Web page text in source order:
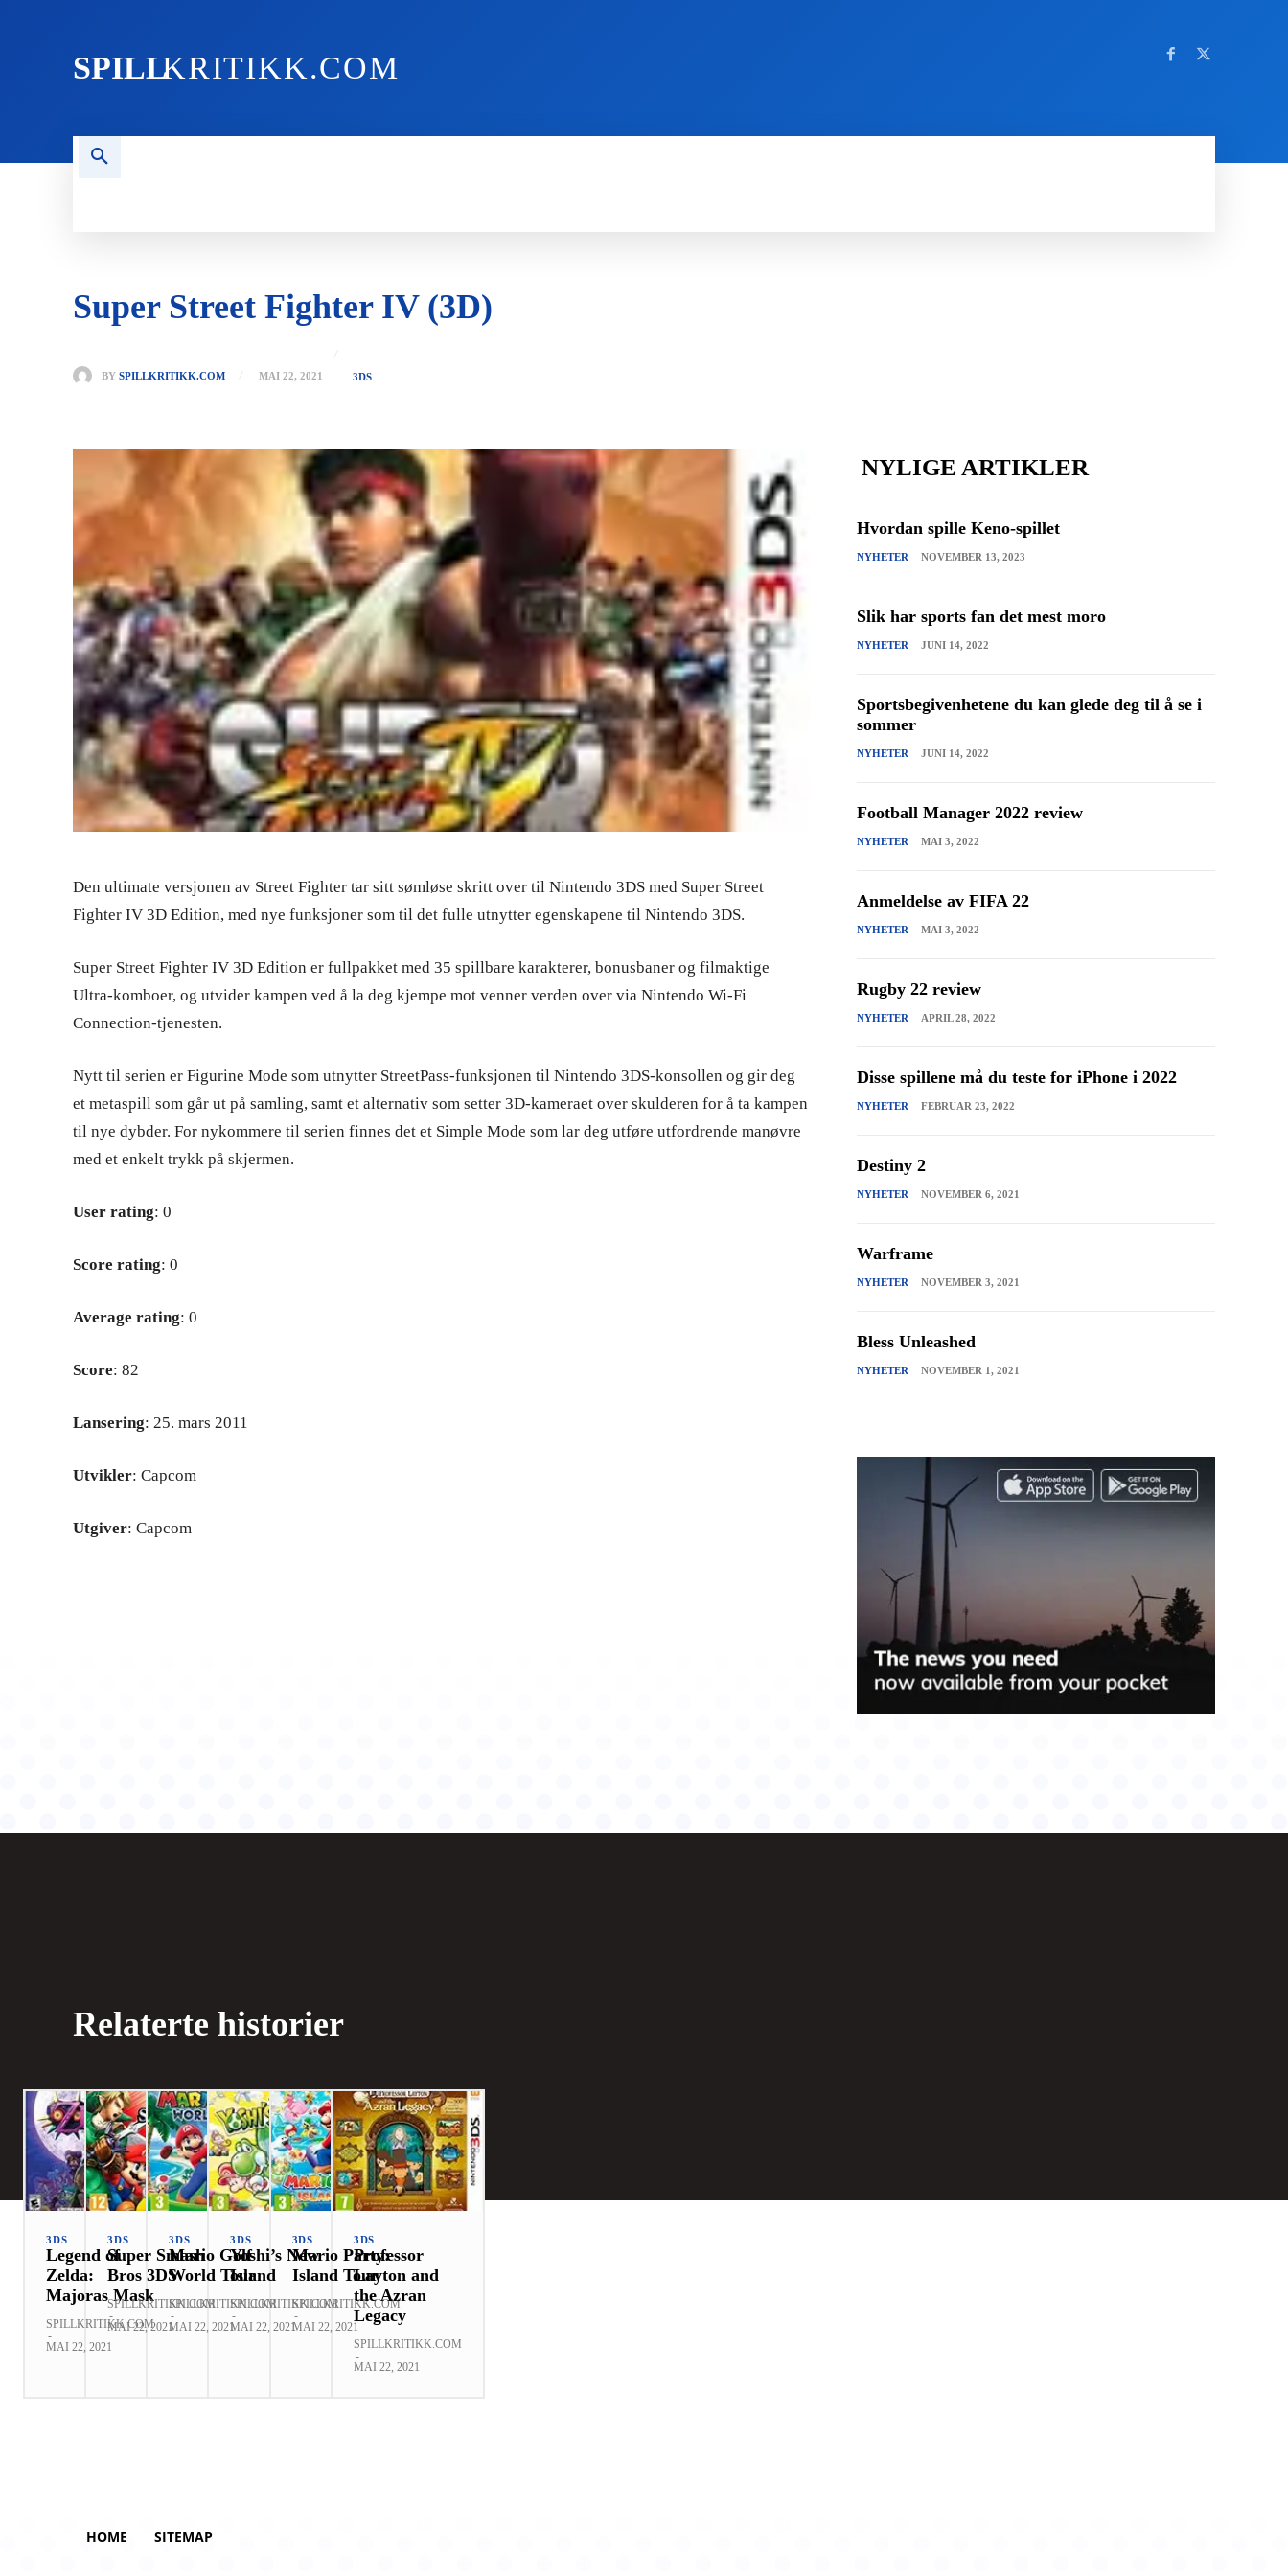
SPILLKRITIKK.COM
Super Street Fighter IV (3D)
BY SPILLKRITIKK.COM MAI 22, 2021 3DS
Den ultimate versjonen av Street Fighter tar sitt sømløse skritt over til Nintendo 3DS med Super Street
Fighter IV 3D Edition, med nye funksjoner som til det fulle utnytter egenskapene til Nintendo 3DS.
Super Street Fighter IV 3D Edition er fullpakket med 35 spillbare karakterer, bonusbaner og filmaktige
Ultra-komboer, og utvider kampen ved å la deg kjempe mot venner verden over via Nintendo Wi-Fi
Connection-tjenesten.
Nytt til serien er Figurine Mode som utnytter StreetPass-funksjonen til Nintendo 3DS-konsollen og gir deg
et metaspill som går ut på samling, samt et alternativ som setter 3D-kameraet over skulderen for å ta kampen
til nye dybder. For nykommere til serien finnes det et Simple Mode som lar deg utføre utfordrende manøvre
med et enkelt trykk på skjermen.
User rating: 0
Score rating: 0
Average rating: 0
Score: 82
Lansering: 25. mars 2011
Utvikler: Capcom
Utgiver: Capcom
NYLIGE ARTIKLER
Hvordan spille Keno-spillet
NYHETER NOVEMBER 13, 2023
Slik har sports fan det mest moro
NYHETER JUNI 14, 2022
Sportsbegivenhetene du kan glede deg til å se i
sommer
NYHETER JUNI 14, 2022
Football Manager 2022 review
NYHETER MAI 3, 2022
Anmeldelse av FIFA 22
NYHETER MAI 3, 2022
Rugby 22 review
NYHETER APRIL 28, 2022
Disse spillene må du teste for iPhone i 2022
NYHETER FEBRUAR 23, 2022
Destiny 2
NYHETER NOVEMBER 6, 2021
Warframe
NYHETER NOVEMBER 3, 2021
Bless Unleashed
NYHETER NOVEMBER 1, 2021
Relaterte historier
3DS
Legend of
Zelda:
Majoras Mask
SPILLKRITIKK.COM
-
MAI 22, 2021
3DS
Super Smash
Bros 3DS
SPILLKRITIKK.COM
-
MAI 22, 2021
3DS
Mario Golf
World Tour
SPILLKRITIKK.COM
-
MAI 22, 2021
3DS
Yoshi’s New
Island
SPILLKRITIKK.COM
-
MAI 22, 2021
3DS
Mario Party:
Island Tour
SPILLKRITIKK.COM
-
MAI 22, 2021
3DS
Professor
Layton and
the Azran
Legacy
SPILLKRITIKK.COM
-
MAI 22, 2021
HOME SITEMAP